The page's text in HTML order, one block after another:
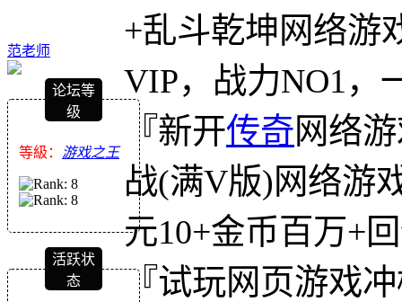
范老师
论坛等
级
等級： 游戏之王
活跃状
态
+乱斗乾坤网络游
VIP，战力NO1，
『新开传奇网络
战(满V版)网络游
元10+金币百万+
『试玩网页游戏